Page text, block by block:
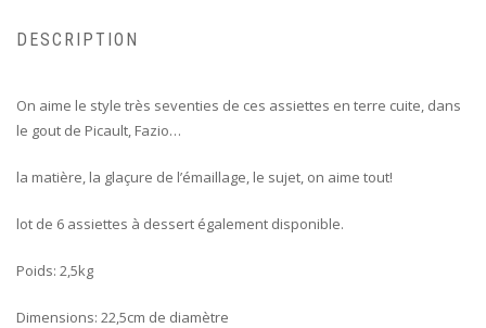
DESCRIPTION
On aime le style très seventies de ces assiettes en terre cuite, dans
le gout de Picault, Fazio…
la matière, la glaçure de l’émaillage, le sujet, on aime tout!
lot de 6 assiettes à dessert également disponible.
Poids: 2,5kg
Dimensions: 22,5cm de diamètre